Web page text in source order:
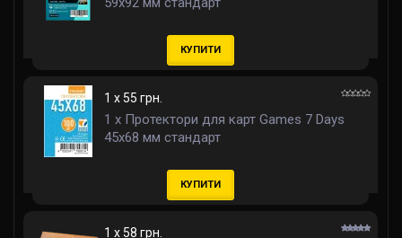
КУПИТИ
1 x 55 грн.
1 x Протектори для карт Games 7 Days
45x68 мм стандарт
КУПИТИ
1 x 58 грн.